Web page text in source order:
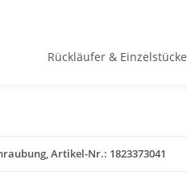
Rückläufer & Einzelstücke
Artikel-Nr.: 1823373041